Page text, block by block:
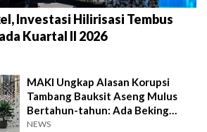
Investasi Hilirisasi Tembus
Kuartal II 2026
MAKI Ungkap Alasan Korupsi
Tambang Bauksit Aseng Mulus
Bertahun-tahun: Ada Beking
Pejabat!
NEWS